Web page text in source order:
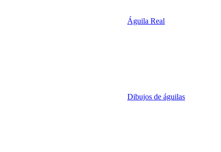
Águila Real
Dibujos de águilas